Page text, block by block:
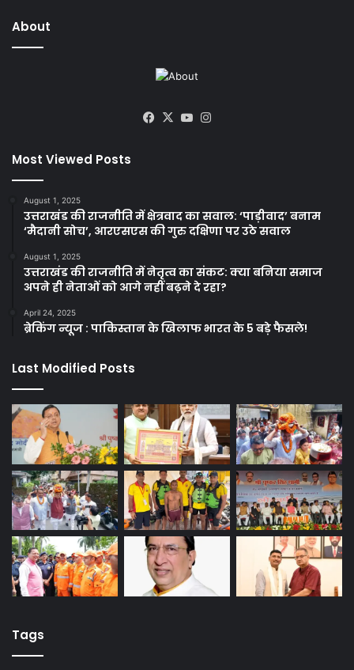
About
Facebook
X YouTube
Most Viewed Posts
August 1, 2025
उत्तराखंड की राजनीति में क्षेत्रवाद का सवाल: ‘पाड़ीवाद’ बनाम
‘मैदानी सोच’, आरएसएस की गुरु दक्षिणा पर उठे सवाल
August 1, 2025
उत्तराखंड की राजनीति में नेतृत्व का संकट: क्या बनिया समाज
अपने ही नेताओं को आगे नहीं बढ़ने दे रहा?
April 24, 2025
ब्रेकिंग न्यूज : पाकिस्तान के खिलाफ भारत के 5 बड़े फैसले!
Last Modified Posts
Tags